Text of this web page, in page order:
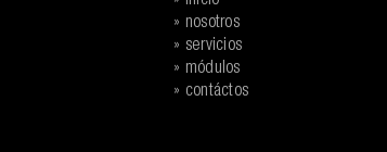
» nosotros
» servicios
» módulos
» contáctos